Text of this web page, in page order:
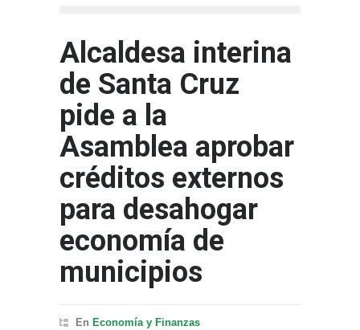
Alcaldesa interina
de Santa Cruz
pide a la
Asamblea aprobar
créditos externos
para desahogar
economía de
municipios
En Economía y Finanzas